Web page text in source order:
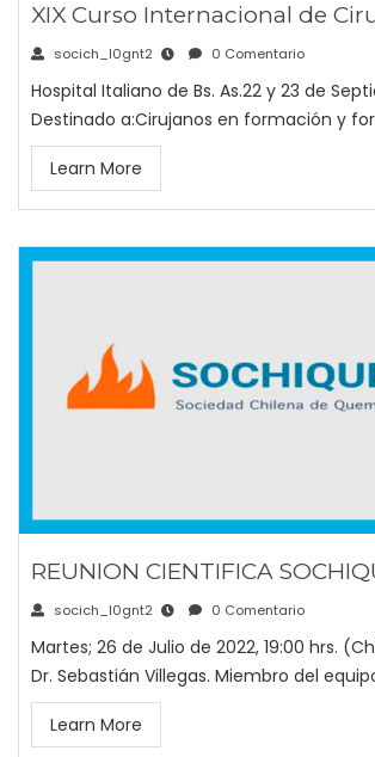
XIX Curso Internacional de
socich_l0gnt2 0 Comentario
Hospital Italiano de Bs. As.22 y 23 de
Destinado a:Cirujanos en formación y
Learn More
REUNION CIENTIFICA
socich_l0gnt2 0 Comentario
Martes; 26 de Julio de 2022, 19:00 hrs.
Dr. Sebastián Villegas. Miembro del
Learn More